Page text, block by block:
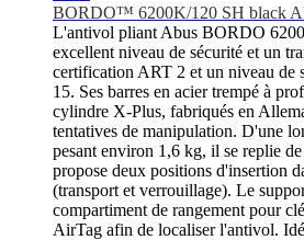
BORDO™ 6200K/120 SH black
L'antivol pliant Abus BORDO
excellent niveau de sécurité et un
certification ART 2 et un niveau de
15. Ses barres en acier trempé à
cylindre X-Plus, fabriqués en
tentatives de manipulation. D'une
pesant environ 1,6 kg, il se replie
propose deux positions d'insertion
(transport et verrouillage). Le
compartiment de rangement pour
AirTag afin de localiser l'antivol.